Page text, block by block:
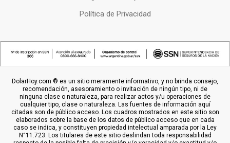
Política de Privacidad
DolarHoy.com ® es un sitio meramente informativo, y no brinda consejo,
recomendación, asesoramiento o invitación de ningún tipo, ni de
ninguna clase o naturaleza, para realizar actos y/u operaciones de
cualquier tipo, clase o naturaleza. Las fuentes de información aquí
citadas son de público acceso. Los cuadros mostrados en este sitio son
elaborados sobre la base de los datos de público acceso que en cada
caso se indica, y constituyen propiedad intelectual amparada por la Ley
N°11.723. Los titulares de este sitio deslindan toda responsabilidad